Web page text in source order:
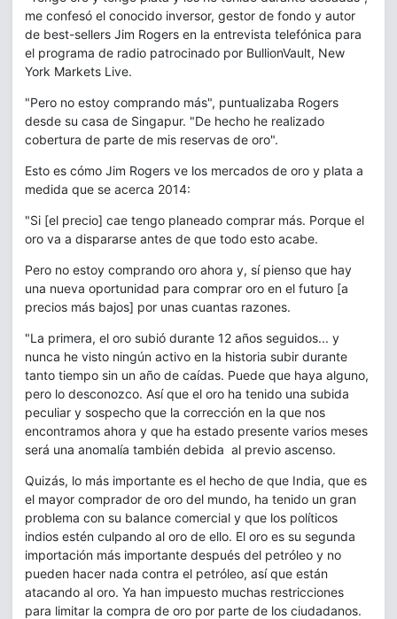
me confesó el conocido inversor, gestor de fondo y autor
de best-sellers Jim Rogers en la entrevista telefónica para
el programa de radio patrocinado por BullionVault, New
York Markets Live.
"Pero no estoy comprando más", puntualizaba Rogers
desde su casa de Singapur. "De hecho he realizado
cobertura de parte de mis reservas de oro".
Esto es cómo Jim Rogers ve los mercados de oro y plata a
medida que se acerca 2014:
"Si [el precio] cae tengo planeado comprar más. Porque el
oro va a dispararse antes de que todo esto acabe.
Pero no estoy comprando oro ahora y, sí pienso que hay
una nueva oportunidad para comprar oro en el futuro [a
precios más bajos] por unas cuantas razones.
"La primera, el oro subió durante 12 años seguidos... y
nunca he visto ningún activo en la historia subir durante
tanto tiempo sin un año de caídas. Puede que haya alguno,
pero lo desconozco. Así que el oro ha tenido una subida
peculiar y sospecho que la corrección en la que nos
encontramos ahora y que ha estado presente varios meses
será una anomalía también debida al previo ascenso.
Quizás, lo más importante es el hecho de que India, que es
el mayor comprador de oro del mundo, ha tenido un gran
problema con su balance comercial y que los políticos
indios estén culpando al oro de ello. El oro es su segunda
importación más importante después del petróleo y no
pueden hacer nada contra el petróleo, así que están
atacando al oro. Ya han impuesto muchas restricciones
para limitar la compra de oro por parte de los ciudadanos.